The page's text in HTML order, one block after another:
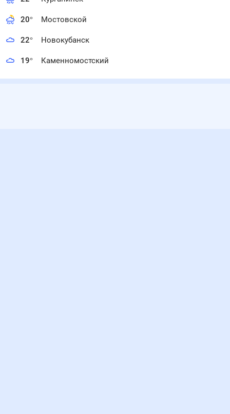
20° Мостовской
22° Новокубанск
19° Каменномостский